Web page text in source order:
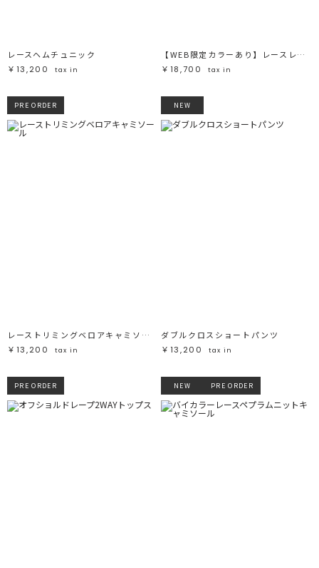
レースヘムチュニック
￥13,200
tax in
【WEB限定カラーあり】レースレイヤードランジェリーチュニック
￥18,700
tax in
PRE ORDER
レーストリミングベロアキャミソール
￥13,200
tax in
NEW
ダブルクロスショートパンツ
￥13,200
tax in
PRE ORDER NEW PRE ORDER